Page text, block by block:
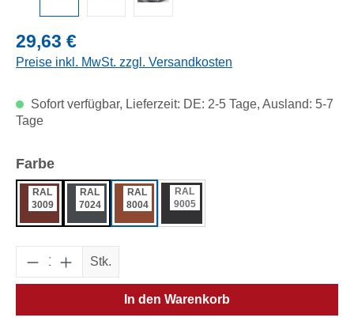
Regulärer Preis:
29,63 €
Preise inkl. MwSt. zzgl. Versandkosten
Sofort verfügbar, Lieferzeit: DE: 2-5 Tage, Ausland: 5-7
Tage
Farbeauswählen
RAL
3009
RAL
7024
RAL
8004
RAL
9005
Produkt Anzahl: Gib den gewünschten
Stk.
In den Warenkorb